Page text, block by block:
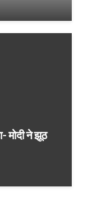
मोदी ने झूठ